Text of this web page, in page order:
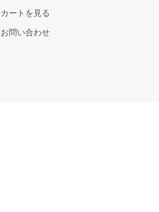
カートを見る
お問い合わせ